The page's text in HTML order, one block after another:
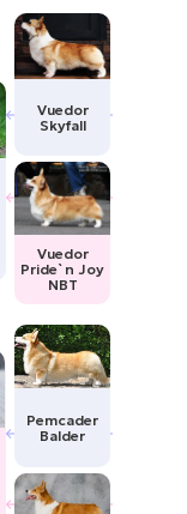
Pemcader
Balder
Vuedor
Pride`n Joy
NBT
Vuedor
Skyfall